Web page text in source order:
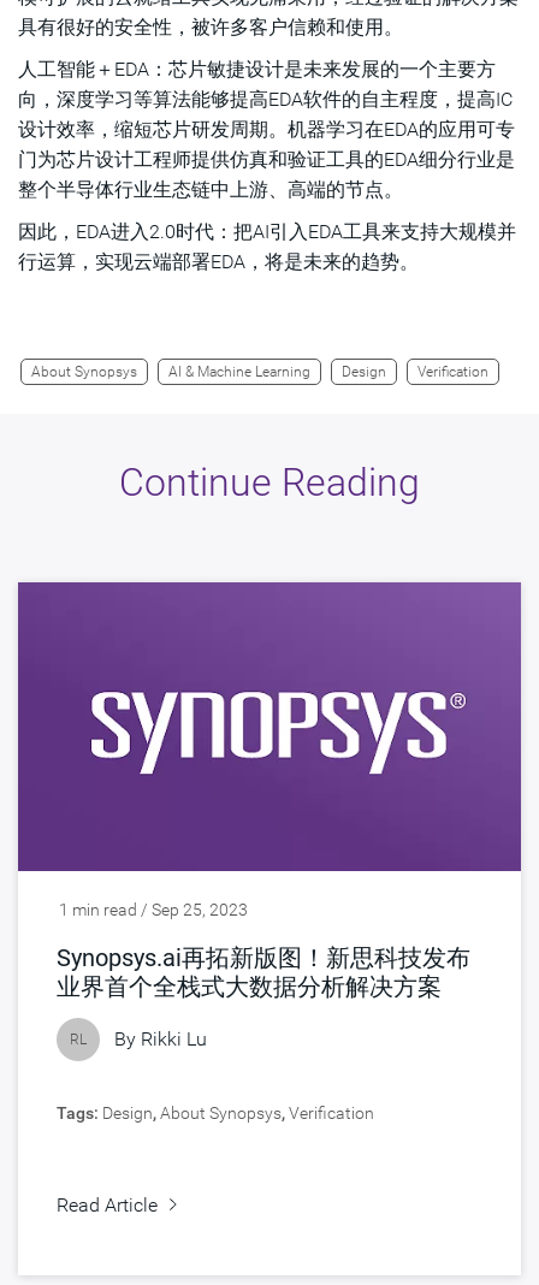
具有很好的安全性，被许多客户信赖和使用。
人工智能＋EDA：芯片敏捷设计是未来发展的一个主要方
向，深度学习等算法能够提高EDA软件的自主程度，提高IC
设计效率，缩短芯片研发周期。机器学习在EDA的应用可专
门为芯片设计工程师提供仿真和验证工具的EDA细分行业是
整个半导体行业生态链中上游、高端的节点。
因此，EDA进入2.0时代：把AI引入EDA工具来支持大规模并
行运算，实现云端部署EDA，将是未来的趋势。
About Synopsys AI & Machine Learning Design Verification
Continue Reading
1 min read / Sep 25, 2023
Synopsys.ai再拓新版图！新思科技发布
业界首个全栈式大数据分析解决方案
RL By Rikki Lu
Tags: Design,About Synopsys,Verification
Read Article